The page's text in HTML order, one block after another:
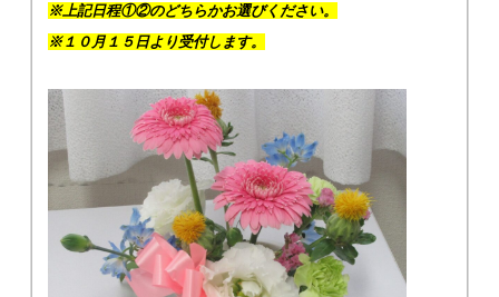
※上記日程①②のどちらかお選びください。
※１０月１５日より受付します。